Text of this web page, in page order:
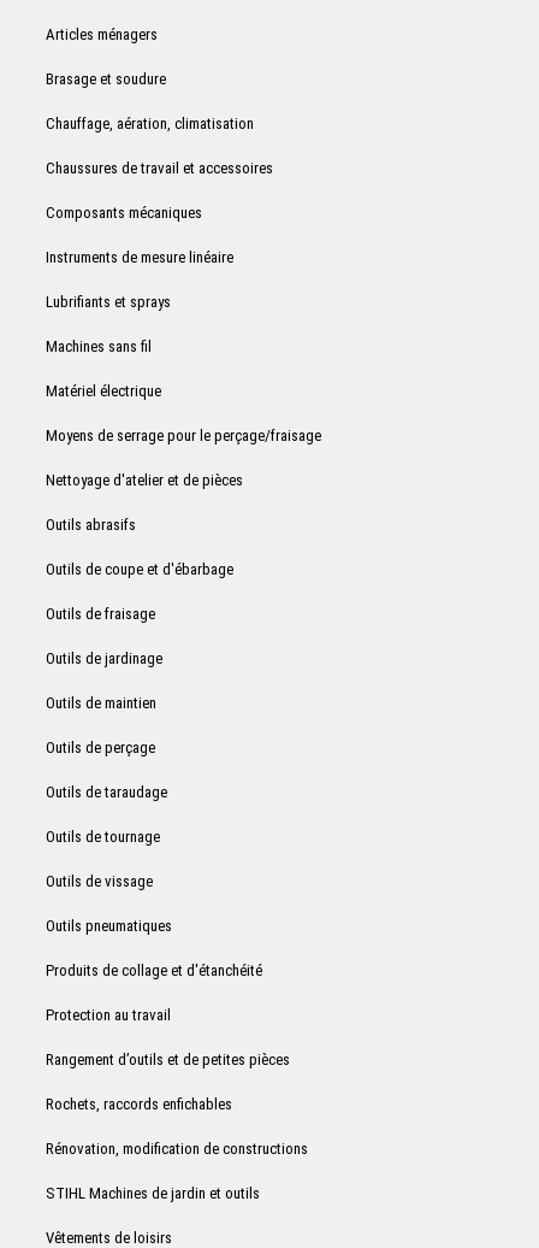
Articles ménagers
Brasage et soudure
Chauffage, aération, climatisation
Chaussures de travail et accessoires
Composants mécaniques
Instruments de mesure linéaire
Lubrifiants et sprays
Machines sans fil
Matériel électrique
Moyens de serrage pour le perçage/fraisage
Nettoyage d'atelier et de pièces
Outils abrasifs
Outils de coupe et d'ébarbage
Outils de fraisage
Outils de jardinage
Outils de maintien
Outils de perçage
Outils de taraudage
Outils de tournage
Outils de vissage
Outils pneumatiques
Produits de collage et d'étanchéité
Protection au travail
Rangement d’outils et de petites pièces
Rochets, raccords enfichables
Rénovation, modification de constructions
STIHL Machines de jardin et outils
Vêtements de loisirs